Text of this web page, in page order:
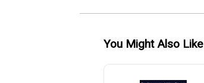
You Might Also Like